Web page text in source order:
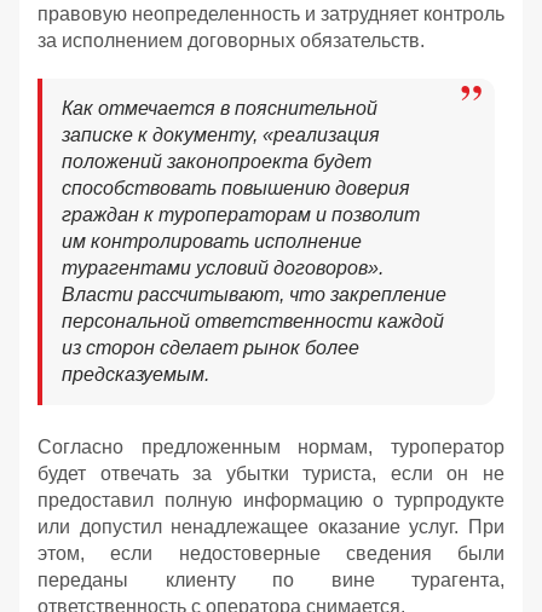
правовую неопределенность и затрудняет контроль
за исполнением договорных обязательств.
Как отмечается в пояснительной
записке к документу, «реализация
положений законопроекта будет
способствовать повышению доверия
граждан к туроператорам и позволит
им контролировать исполнение
турагентами условий договоров».
Власти рассчитывают, что закрепление
персональной ответственности каждой
из сторон сделает рынок более
предсказуемым.
Согласно предложенным нормам, туроператор
будет отвечать за убытки туриста, если он не
предоставил полную информацию о турпродукте
или допустил ненадлежащее оказание услуг. При
этом, если недостоверные сведения были
переданы клиенту по вине турагента,
ответственность с оператора снимается.